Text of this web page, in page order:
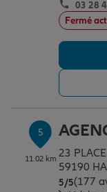
03 28
Fermé
5
11.02 km 23
59190
5/5Note de 5
(177